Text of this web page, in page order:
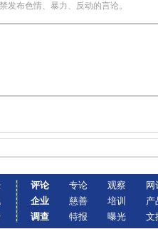
发布色情、暴力、反动的言论。
评论
企业
调查
专论
慈善
特报
观察
培训
曝光
网
产
文